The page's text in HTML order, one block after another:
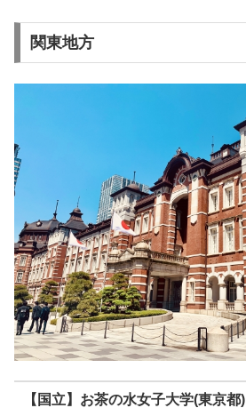
関東地方
【国立】お茶の水女子大学(東京都)